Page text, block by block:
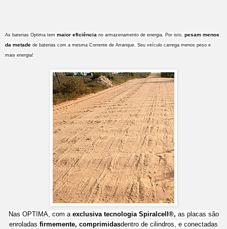
As baterias Optima tem maior eficiência no armazenamento de energia. Por isto, pesam menos
da metade de baterias com a mesma Corrente de Arranque. Seu veículo carrega menos peso e
mais energia!
Nas OPTIMA, com a exclusiva tecnologia Spiralcell®, as placas são
enroladas firmemente, comprimidasdentro de cilindros, e conectadas